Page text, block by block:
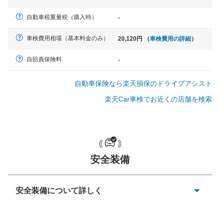
ノア、セレナ、プリウス、カロー
ラ、ステップワゴン など
大型車
クラウン、アルファード、フォレ
カD:5 など
自動車税重量税（購入時） -
車検費用相場（基本料金のみ） 20,120円 （車検費用の詳細）
自賠責保険料 -
自動車保険なら楽天損保のドライブアシスト
楽天Car車検でお近くの店舗を検索
安全装備
安全装備について詳しく